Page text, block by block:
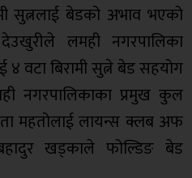
सुत्नलाई बेडको अभाव भएको
लमही नगरपालिका
वटा बिरामी सुत्ने बेड सहयोग
नगरपालिकाका प्रमुख कुल
महतोलाई लायन्स क्लब अफ
खड्काले फोल्डिङ बेड